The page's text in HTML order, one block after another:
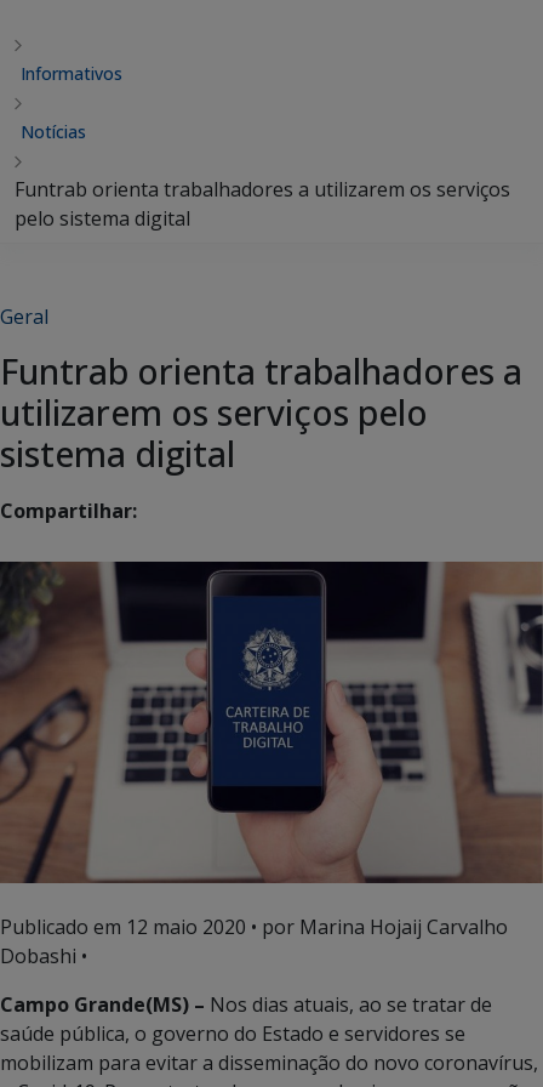
Informativos
Notícias
Funtrab orienta trabalhadores a utilizarem os serviços
pelo sistema digital
Geral
Funtrab orienta trabalhadores a
utilizarem os serviços pelo
sistema digital
Compartilhar:
Publicado em 12 maio 2020 • por Marina Hojaij Carvalho
Dobashi •
Campo Grande(MS) – Nos dias atuais, ao se tratar de
saúde pública, o governo do Estado e servidores se
mobilizam para evitar a disseminação do novo coronavírus,